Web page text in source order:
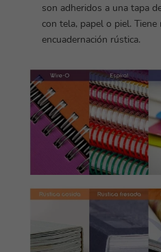
son adheridos a una tapa
con tela, papel o piel.
encuadernación rústica.